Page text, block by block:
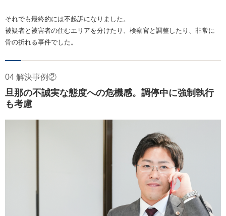
それでも最終的には不起訴になりました。
被疑者と被害者の住むエリアを分けたり、検察官と調整したり、非常に
骨の折れる事件でした。
04 解決事例②
旦那の不誠実な態度への危機感。調停中に強制執行
も考慮